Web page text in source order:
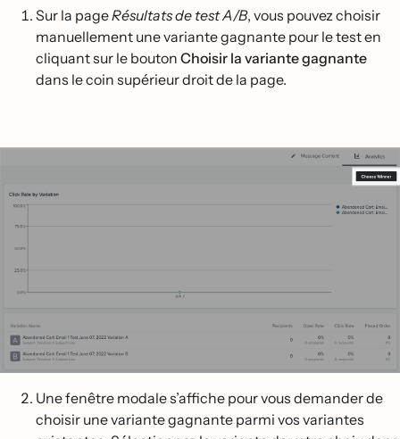
Sur la pageRésultats de test A/B, vous pouvez choisir
manuellement une variante gagnante pour le test en
cliquant sur le bouton Choisir la variante gagnante
dans le coin supérieur droit de la page.
Une fenêtre modale s’affiche pour vous demander de
choisir une variante gagnante parmi vos variantes